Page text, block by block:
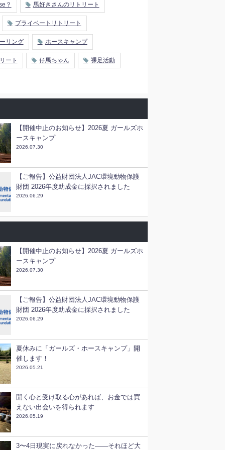
？ 馬好きさんのリトリート
プライベートリトリート
リング ホースキャンプ
ート 仔馬ちゃん 裸足活動
【開催中止のお知らせ】2026夏 ガールズホ
ースキャンプ
2026.07.30
【ご報告】公益財団法人JAC環境動物保護
財団 2026年度助成金に採択されました
2026.06.29
【開催中止のお知らせ】2026夏 ガールズホ
ースキャンプ
2026.07.30
【ご報告】公益財団法人JAC環境動物保護
財団 2026年度助成金に採択されました
2026.06.29
夏休みに「ガールズ・ホースキャンプ」開
催します！
2026.05.21
開く心と受け取る心があれば、お金では買
えない出会いを得られます
2026.05.19
3〜4日現実に戻れなかった——それほど大